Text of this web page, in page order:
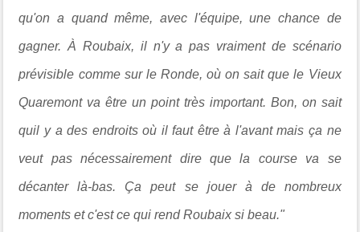
qu'on a quand même, avec l'équipe, une chance de
gagner. À Roubaix, il n'y a pas vraiment de scénario
prévisible comme sur le Ronde, où on sait que le Vieux
Quaremont va être un point très important. Bon, on sait
quil y a des endroits où il faut être à l'avant mais ça ne
veut pas nécessairement dire que la course va se
décanter là-bas. Ça peut se jouer à de nombreux
moments et c'est ce qui rend Roubaix si beau."